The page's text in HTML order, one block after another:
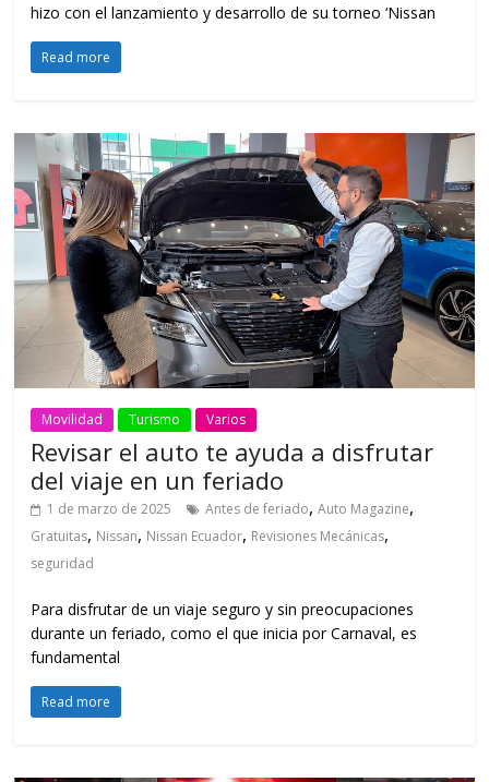
hizo con el lanzamiento y desarrollo de su torneo ‘Nissan
Read more
Movilidad Turismo Varios
Revisar el auto te ayuda a disfrutar
del viaje en un feriado
1 de marzo de 2025 Antes de feriado,Auto Magazine,
Gratuitas, Nissan, Nissan Ecuador, Revisiones Mecánicas,
seguridad
Para disfrutar de un viaje seguro y sin preocupaciones
durante un feriado, como el que inicia por Carnaval, es
fundamental
Read more